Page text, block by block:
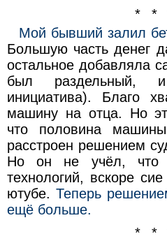
* *
Мой бывший залил
Большую часть денег
остальное добавляла
был
инициатива). Благо
машину на отца. Но
что половина
расстроен решением
Но он не учёл,
технологий, вскоре
ютубе. Теперь
ещё больше.
* *